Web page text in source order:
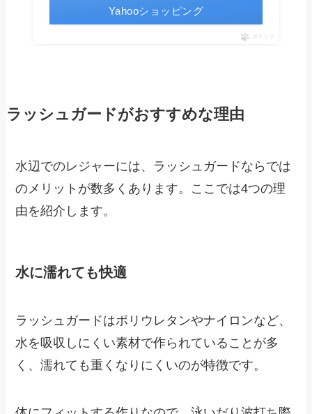
Yahooショッピング
ポチップ
ラッシュガードがおすすめな理由
水辺でのレジャーには、ラッシュガードならでは
のメリットが数多くあります。ここでは4つの理
由を紹介します。
水に濡れても快適
ラッシュガードはポリウレタンやナイロンなど、
水を吸収しにくい素材で作られていることが多
く、濡れても重くなりにくいのが特徴です。